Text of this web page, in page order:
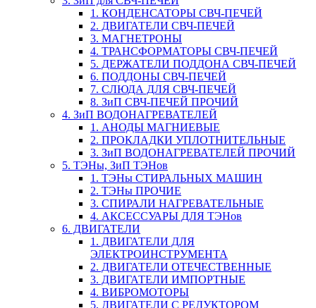
1. КОНДЕНСАТОРЫ СВЧ-ПЕЧЕЙ
2. ДВИГАТЕЛИ СВЧ-ПЕЧЕЙ
3. МАГНЕТРОНЫ
4. ТРАНСФОРМАТОРЫ СВЧ-ПЕЧЕЙ
5. ДЕРЖАТЕЛИ ПОДДОНА СВЧ-ПЕЧЕЙ
6. ПОДДОНЫ СВЧ-ПЕЧЕЙ
7. СЛЮДА ДЛЯ СВЧ-ПЕЧЕЙ
8. ЗиП СВЧ-ПЕЧЕЙ ПРОЧИЙ
4. ЗиП ВОДОНАГРЕВАТЕЛЕЙ
1. АНОДЫ МАГНИЕВЫЕ
2. ПРОКЛАДКИ УПЛОТНИТЕЛЬНЫЕ
3. ЗиП ВОДОНАГРЕВАТЕЛЕЙ ПРОЧИЙ
5. ТЭНы, ЗиП ТЭНов
1. ТЭНы СТИРАЛЬНЫХ МАШИН
2. ТЭНы ПРОЧИЕ
3. СПИРАЛИ НАГРЕВАТЕЛЬНЫЕ
4. АКСЕССУАРЫ ДЛЯ ТЭНов
6. ДВИГАТЕЛИ
1. ДВИГАТЕЛИ ДЛЯ
ЭЛЕКТРОИНСТРУМЕНТА
2. ДВИГАТЕЛИ ОТЕЧЕСТВЕННЫЕ
3. ДВИГАТЕЛИ ИМПОРТНЫЕ
4. ВИБРОМОТОРЫ
5. ДВИГАТЕЛИ С РЕДУКТОРОМ